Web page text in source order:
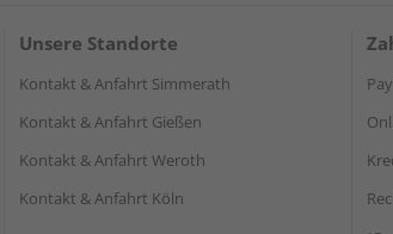
Unsere Standorte
Kontakt & Anfahrt Simmerath
Kontakt & Anfahrt Gießen
Kontakt & Anfahrt Weroth
Kontakt & Anfahrt Köln